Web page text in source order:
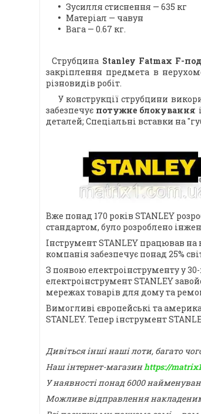
Зусилля стиснення — 635 кг
Матеріал — чавун
Вага — 0.67 кг.
Струбцина Stanley Fatmax F-
закріплення предмета в
різновидів робіт.
У конструкції струбцини
забезпечує потужне блокування
деталей; Спеціальні вставки на
Вже понад 170 років STANLEY
стандартом, було розроблено
Інструмент STANLEY працював на
компанія забезпечує понад 25%
З появою електроінструменту у
електроінструмент STANLEY
мережах товарів для дому та
Вимогливі європейські та
STANLEY. Тепер інструмент
Дивіться інші наші лоти, багато
Наш інтернет-магазинhttps://
У наявності понад 6000
Можливе відправлення